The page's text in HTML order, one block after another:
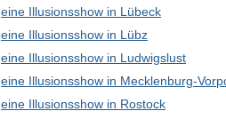
eine Illusionsshow in Lübeck
eine Illusionsshow in Lübz
eine Illusionsshow in Ludwigslust
eine Illusionsshow in Mecklenburg-
eine Illusionsshow in Rostock